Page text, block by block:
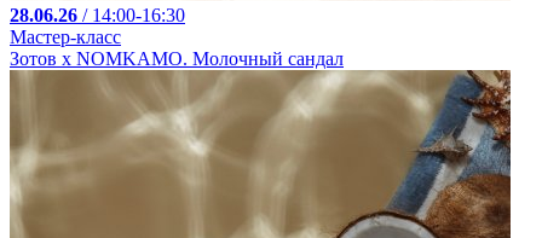
28.06.26 / 14:00-16:30
Мастер-класс
Зотов х NOMKAMO. Молочный сандал